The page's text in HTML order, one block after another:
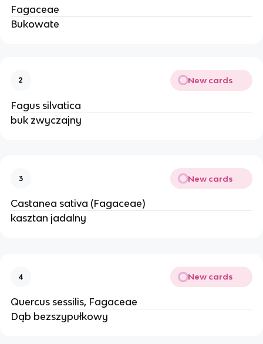
Fagaceae
Bukowate
2 New cards
Fagus silvatica
buk zwyczajny
3 New cards
Castanea sativa (Fagaceae)
kasztan jadalny
4 New cards
Quercus sessilis, Fagaceae
Dąb bezszypułkowy